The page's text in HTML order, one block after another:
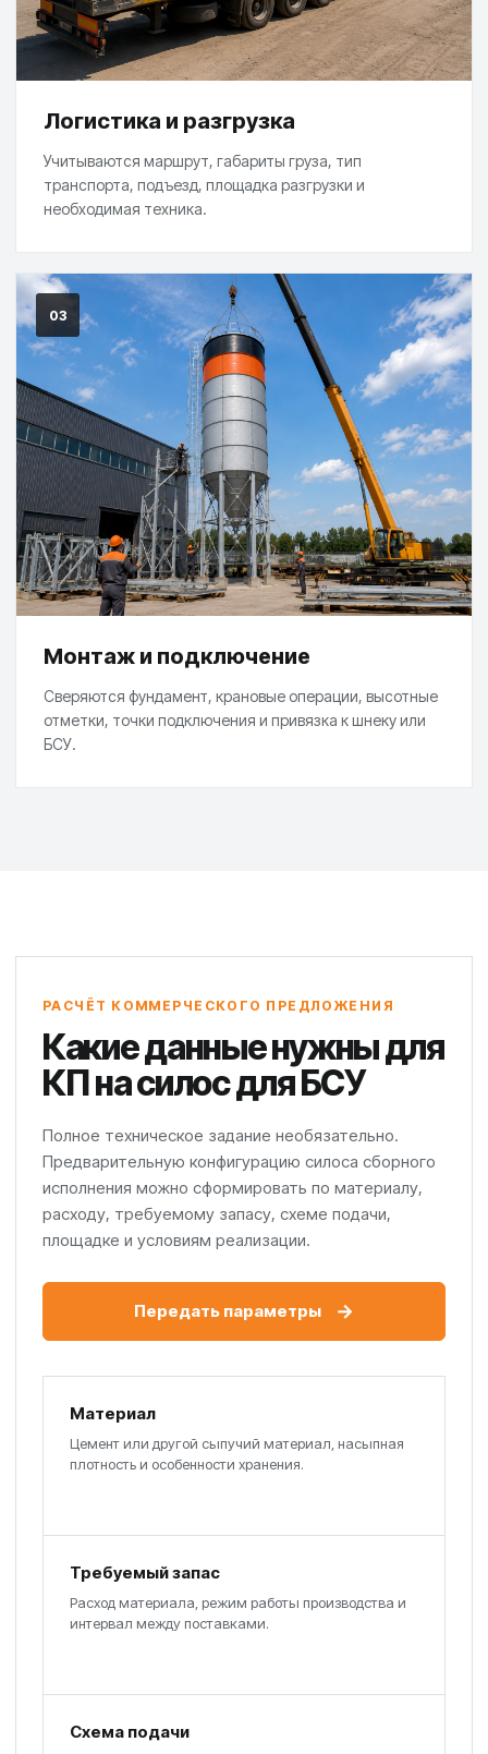
Логистика и разгрузка
Учитываются маршрут, габариты груза, тип
транспорта, подъезд, площадка разгрузки и
необходимая техника.
03
Монтаж и подключение
Сверяются фундамент, крановые операции, высотные
отметки, точки подключения и привязка к шнеку или
БСУ.
РАСЧЁТ КОММЕРЧЕСКОГО ПРЕДЛОЖЕНИЯ
Какие данные нужны для
КП на силос для БСУ
Полное техническое задание необязательно.
Предварительную конфигурацию силоса сборного
исполнения можно сформировать по материалу,
расходу, требуемому запасу, схеме подачи,
площадке и условиям реализации.
Передать параметры →
Материал
Цемент или другой сыпучий материал, насыпная
плотность и особенности хранения.
Требуемый запас
Расход материала, режим работы производства и
интервал между поставками.
Схема подачи